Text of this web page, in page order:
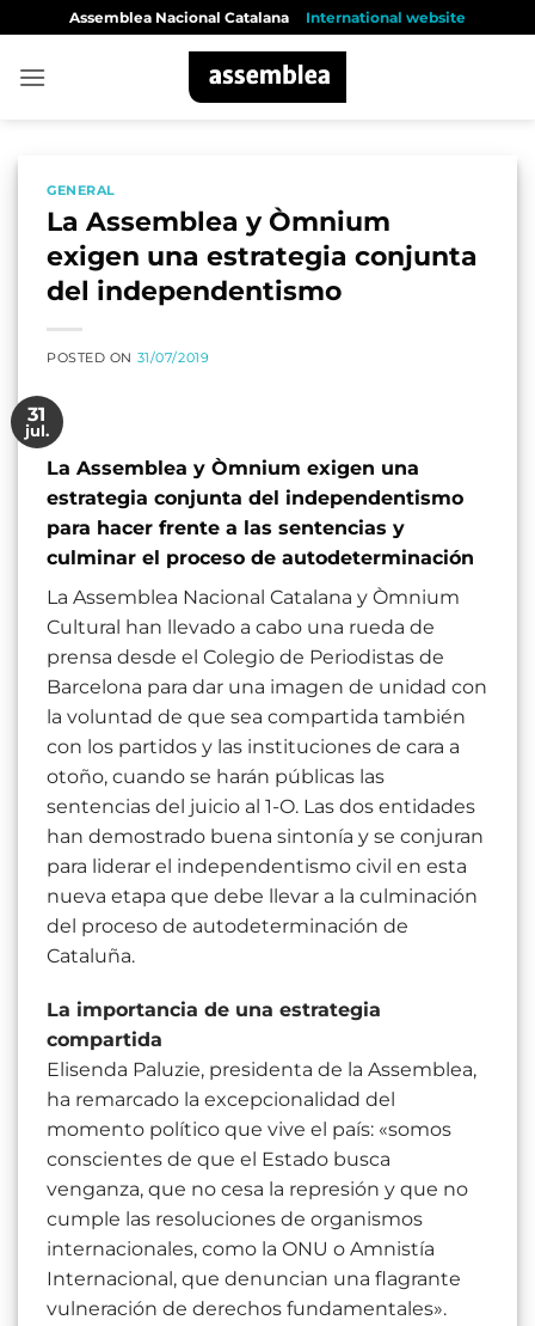
content
Assemblea Nacional Catalana International website
GENERAL
La Assemblea y Òmnium
exigen una estrategia conjunta
del independentismo
POSTED ON 31/07/2019
31
jul.
La Assemblea y Òmnium exigen una
estrategia conjunta del independentismo
para hacer frente a las sentencias y
culminar el proceso de autodeterminación
La Assemblea Nacional Catalana y Òmnium
Cultural han llevado a cabo una rueda de
prensa desde el Colegio de Periodistas de
Barcelona para dar una imagen de unidad con
la voluntad de que sea compartida también
con los partidos y las instituciones de cara a
otoño, cuando se harán públicas las
sentencias del juicio al 1-O. Las dos entidades
han demostrado buena sintonía y se conjuran
para liderar el independentismo civil en esta
nueva etapa que debe llevar a la culminación
del proceso de autodeterminación de
Cataluña.
La importancia de una estrategia
compartida
Elisenda Paluzie, presidenta de la Assemblea,
ha remarcado la excepcionalidad del
momento político que vive el país: «somos
conscientes de que el Estado busca
venganza, que no cesa la represión y que no
cumple las resoluciones de organismos
internacionales, como la ONU o Amnistía
Internacional, que denuncian una flagrante
vulneración de derechos fundamentales».